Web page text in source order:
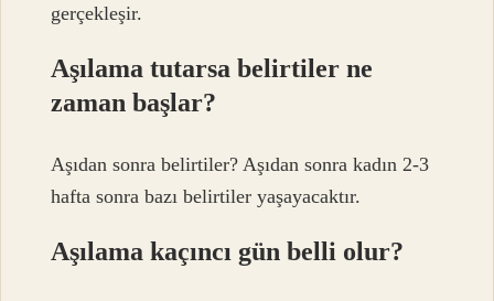
gerçekleşir.
Aşılama tutarsa belirtiler ne
zaman başlar?
Aşıdan sonra belirtiler? Aşıdan sonra kadın 2-3
hafta sonra bazı belirtiler yaşayacaktır.
Aşılama kaçıncı gün belli olur?